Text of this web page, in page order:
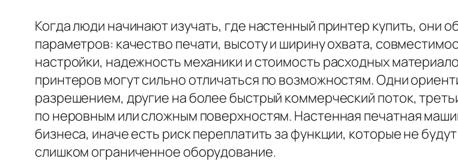
Когда люди начинают изучать, где настенный принтер купить,
параметров: качество печати, высоту и ширину охвата,
настройки, надежность механики и стоимость расходных
принтеров могут сильно отличаться по возможностям. Одни
разрешением, другие на более быстрый коммерческий поток,
по неровным или сложным поверхностям. Настенная печатная
бизнеса, иначе есть риск переплатить за функции, которые не
слишком ограниченное оборудование.